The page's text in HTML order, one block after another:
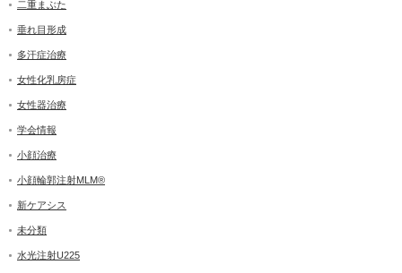
二重まぶた
垂れ目形成
多汗症治療
女性化乳房症
女性器治療
学会情報
小顔治療
小顔輪郭注射MLM®
新ケアシス
未分類
水光注射U225